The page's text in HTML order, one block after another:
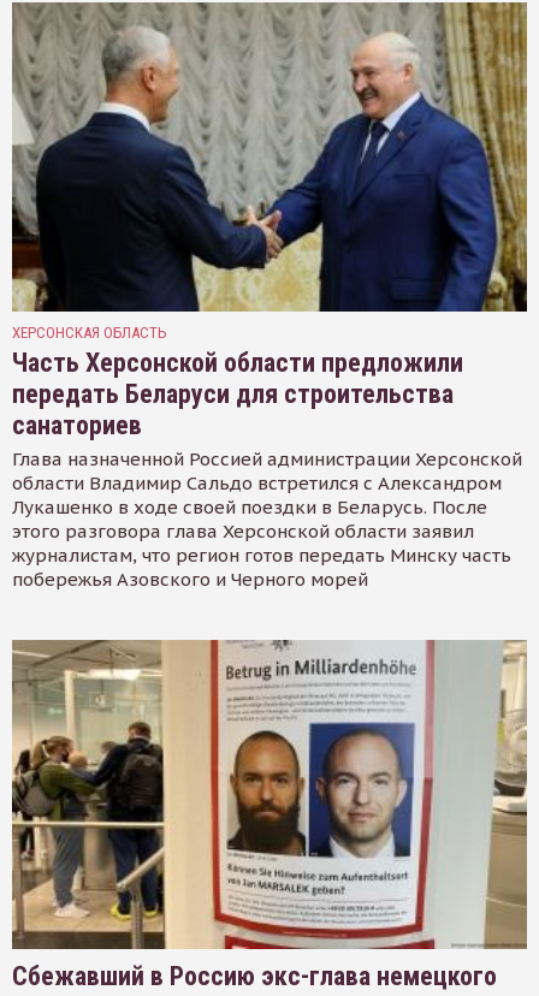
ХЕРСОНСКАЯ ОБЛАСТЬ
Часть Херсонской области предложили
передать Беларуси для строительства
санаториев
Глава назначенной Россией администрации Херсонской
области Владимир Сальдо встретился с Александром
Лукашенко в ходе своей поездки в Беларусь. После
этого разговора глава Херсонской области заявил
журналистам, что регион готов передать Минску часть
побережья Азовского и Черного морей
Сбежавший в Россию экс-глава немецкого